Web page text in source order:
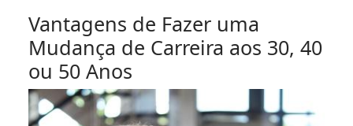
Vantagens de Fazer uma
Mudança de Carreira aos 30, 40
ou 50 Anos